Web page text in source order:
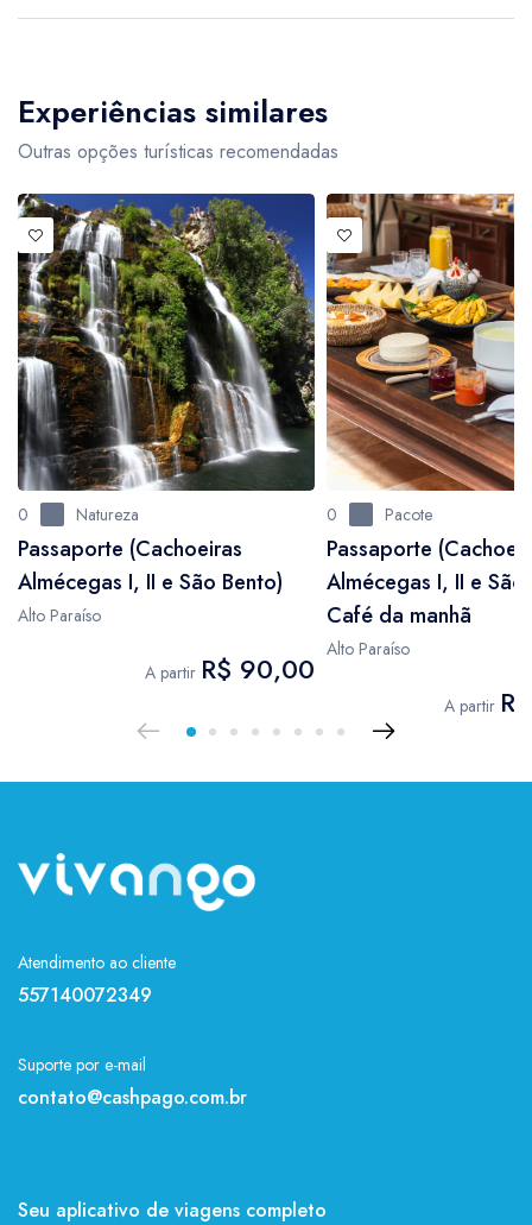
Experiências similares
Outras opções turísticas recomendadas
0 Natureza
Passaporte (Cachoeiras
Almécegas I, II e São Bento)
Alto Paraíso
A partir R$ 90,00
0 Pacote
Passaporte
Almécegas I, II e
Café da manhã
Alto Paraíso
A partir
Atendimento ao cliente
557140072349
Suporte por e-mail
contato@cashpago.com.br
Seu aplicativo de viagens completo